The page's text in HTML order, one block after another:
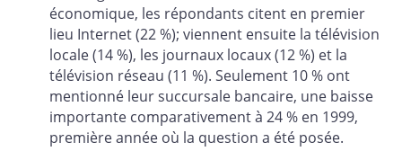
économique, les répondants citent en premier
lieu Internet (22 %); viennent ensuite la télévision
locale (14 %), les journaux locaux (12 %) et la
télévision réseau (11 %). Seulement 10 % ont
mentionné leur succursale bancaire, une baisse
importante comparativement à 24 % en 1999,
première année où la question a été posée.